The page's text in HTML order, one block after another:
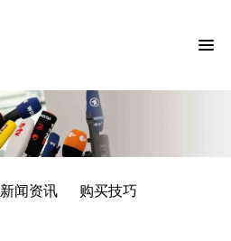
新闻资讯 购买技巧